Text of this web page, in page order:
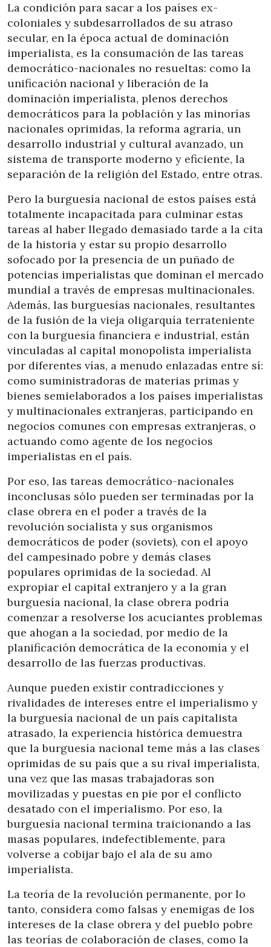
La condición para sacar a los países ex-
coloniales y subdesarrollados de su atraso
secular, en la época actual de dominación
imperialista, es la consumación de las tareas
democrático-nacionales no resueltas: como la
unificación nacional y liberación de la
dominación imperialista, plenos derechos
democráticos para la población y las minorías
nacionales oprimidas, la reforma agraria, un
desarrollo industrial y cultural avanzado, un
sistema de transporte moderno y eficiente, la
separación de la religión del Estado, entre otras.
Pero la burguesía nacional de estos países está
totalmente incapacitada para culminar estas
tareas al haber llegado demasiado tarde a la cita
de la historia y estar su propio desarrollo
sofocado por la presencia de un puñado de
potencias imperialistas que dominan el mercado
mundial a través de empresas multinacionales.
Además, las burguesías nacionales, resultantes
de la fusión de la vieja oligarquía terrateniente
con la burguesía financiera e industrial, están
vinculadas al capital monopolista imperialista
por diferentes vías, a menudo enlazadas entre sí:
como suministradoras de materias primas y
bienes semielaborados a los países imperialistas
y multinacionales extranjeras, participando en
negocios comunes con empresas extranjeras, o
actuando como agente de los negocios
imperialistas en el país.
Por eso, las tareas democrático-nacionales
inconclusas sólo pueden ser terminadas por la
clase obrera en el poder a través de la
revolución socialista y sus organismos
democráticos de poder (soviets), con el apoyo
del campesinado pobre y demás clases
populares oprimidas de la sociedad. Al
expropiar el capital extranjero y a la gran
burguesía nacional, la clase obrera podría
comenzar a resolverse los acuciantes problemas
que ahogan a la sociedad, por medio de la
planificación democrática de la economía y el
desarrollo de las fuerzas productivas.
Aunque pueden existir contradicciones y
rivalidades de intereses entre el imperialismo y
la burguesía nacional de un país capitalista
atrasado, la experiencia histórica demuestra
que la burguesía nacional teme más a las clases
oprimidas de su país que a su rival imperialista,
una vez que las masas trabajadoras son
movilizadas y puestas en pie por el conflicto
desatado con el imperialismo. Por eso, la
burguesía nacional termina traicionando a las
masas populares, indefectiblemente, para
volverse a cobijar bajo el ala de su amo
imperialista.
La teoría de la revolución permanente, por lo
tanto, considera como falsas y enemigas de los
intereses de la clase obrera y del pueblo pobre
las teorías de colaboración de clases, como la